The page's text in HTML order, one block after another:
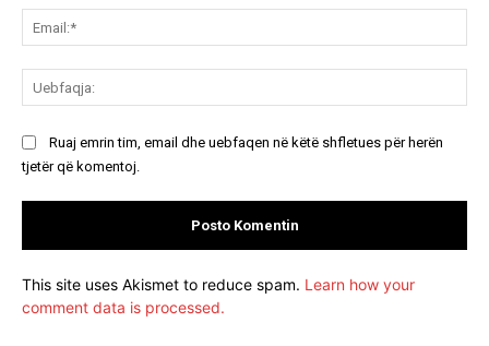
Ruaj emrin tim, email dhe uebfaqen në këtë shfletues për herën
tjetër që komentoj.
This site uses Akismet to reduce spam. Learn how your
comment data is processed.